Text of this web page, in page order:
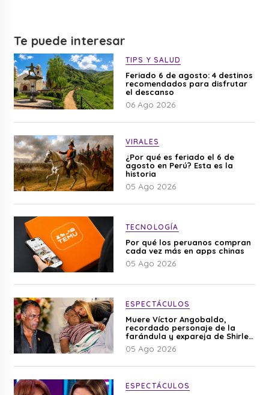
Te puede interesar
TIPS Y SALUD
Feriado 6 de agosto: 4 destinos
recomendados para disfrutar
el descanso
06 Ago 2026
VIRALES
¿Por qué es feriado el 6 de
agosto en Perú? Esta es la
historia
05 Ago 2026
TECNOLOGÍA
Por qué los peruanos compran
cada vez más en apps chinas
05 Ago 2026
ESPECTÁCULOS
Muere Víctor Angobaldo,
recordado personaje de la
farándula y expareja de Shirley
Cherres
05 Ago 2026
ESPECTÁCULOS